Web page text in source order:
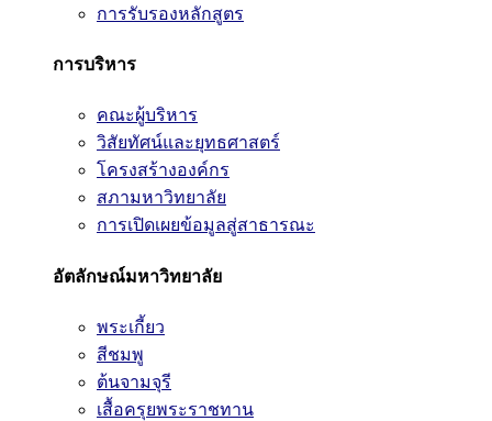
การรับรองหลักสูตร
การบริหาร
คณะผู้บริหาร
วิสัยทัศน์และยุทธศาสตร์
โครงสร้างองค์กร
สภามหาวิทยาลัย
การเปิดเผยข้อมูลสู่สาธารณะ
อัตลักษณ์มหาวิทยาลัย
พระเกี้ยว
สีชมพู
ต้นจามจุรี
เสื้อครุยพระราชทาน